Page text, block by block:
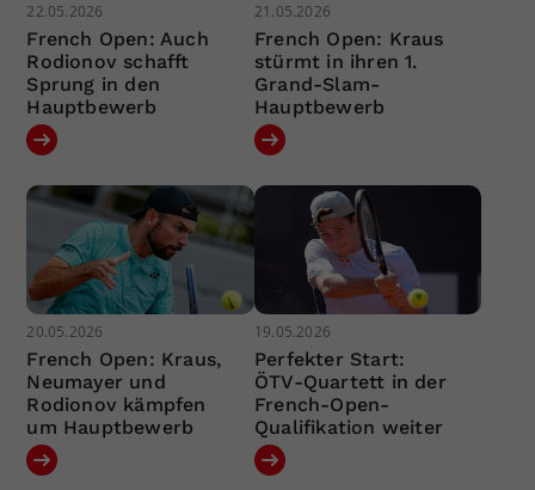
22.05.2026
French Open: Auch
Rodionov schafft
Sprung in den
Hauptbewerb
21.05.2026
French Open: Kraus
stürmt in ihren 1.
Grand-Slam-
Hauptbewerb
20.05.2026
French Open: Kraus,
Neumayer und
Rodionov kämpfen
um Hauptbewerb
19.05.2026
Perfekter Start:
ÖTV-Quartett in der
French-Open-
Qualifikation weiter